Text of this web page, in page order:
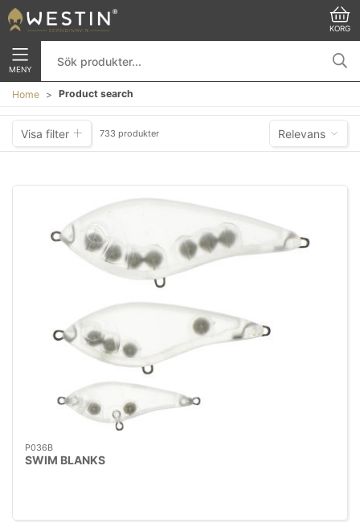
KORG
MENY
Home Product search
Visa filter 733 produkter Relevans
P036B
SWIM BLANKS